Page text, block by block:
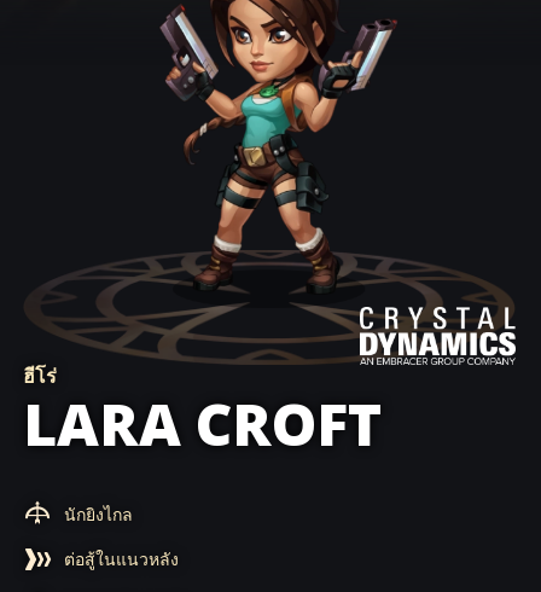
ฮีโร่
LARA CROFT
นักยิงไกล
ต่อสู้​ใน​แนว​หลัง